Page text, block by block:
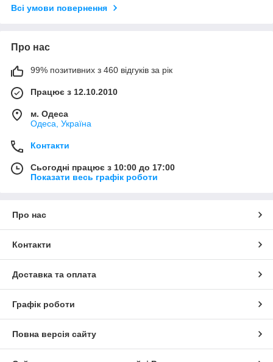
Всі умови повернення
Про нас
99% позитивних з 460 відгуків за рік
Працює з 12.10.2010
м. Одеса
Одеса, Україна
Контакти
Сьогодні працює з 10:00 до 17:00
Показати весь графік роботи
Про нас
Контакти
Доставка та оплата
Графік роботи
Повна версія сайту